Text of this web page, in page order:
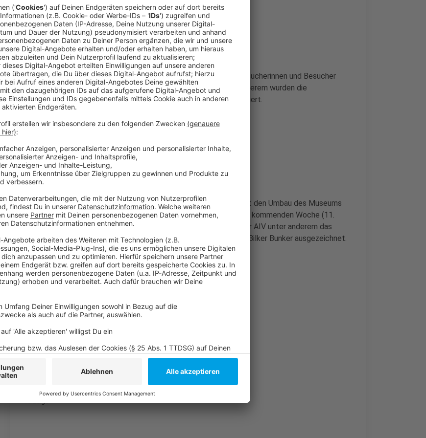
Kunstpalast wurde lange saniert
Anzeige
DerKunstpalastist seit November 2023 wieder komplett für Besucherinnen und Besucher
geöffnet. Vorher wurde er drei Jahre aufwändig saniert. Unter anderem wurden die
Gebäudetechnik, Fassaden und auch die Ausstellungsräume erneuert.
Anzeige
Weitere "Bauwerke des Jahres" in Düsseldorf
Anzeige
Der Düsseldorfer Architekten- und Ingenieurverein - kurz AIV - hat den Umbau des Museums
jetzt als Bauwerk des Jahres gekürt. Die Auszeichnung wird in der kommenden Woche (11.
Dezember 2024) übergeben. In den vergangenen Jahren hatte der AIV unter anderem das
SOS-Kinderdorf in Garath, den neuen Messeeingang Süd und den Bilker Bunker ausgezeichnet.
Anzeige
Anzeige
Die Bauwerke des Jahres der vergangenen Jahre
Anzeige